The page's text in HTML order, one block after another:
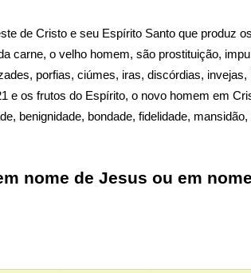
de Cristo e seu Espírito Santo que produz
carne, o velho homem, são prostituição,
porfias, ciúmes, iras, discórdias, invejas,
e os frutos do Espírito, o novo homem em
benignidade, bondade, fidelidade,
nome de Jesus ou em